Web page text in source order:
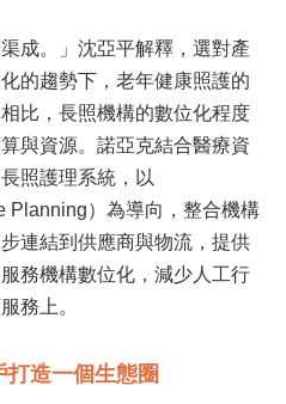
成。」沈亞平解釋，選對產
的趨勢下，老年健康照護的
比，長照機構的數位化程度
與資源。諾亞克結合醫療資
照護理系統，以
Planning）為導向，整合機構
連結到供應商與物流，提供
務機構數位化，減少人工行
務上。
造一個生態圈